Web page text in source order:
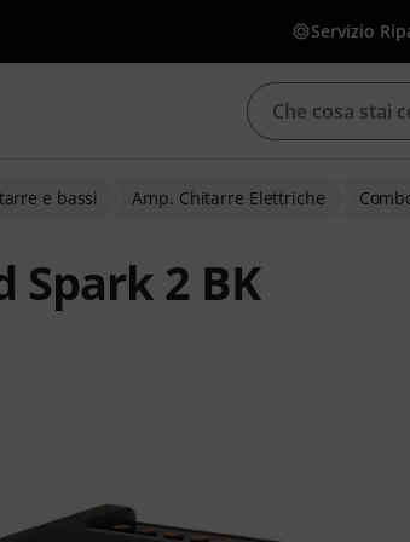
Servizio
e bassi Amp. Chitarre Elettriche
Spark 2 BK
su 318 valutazioni dei clienti